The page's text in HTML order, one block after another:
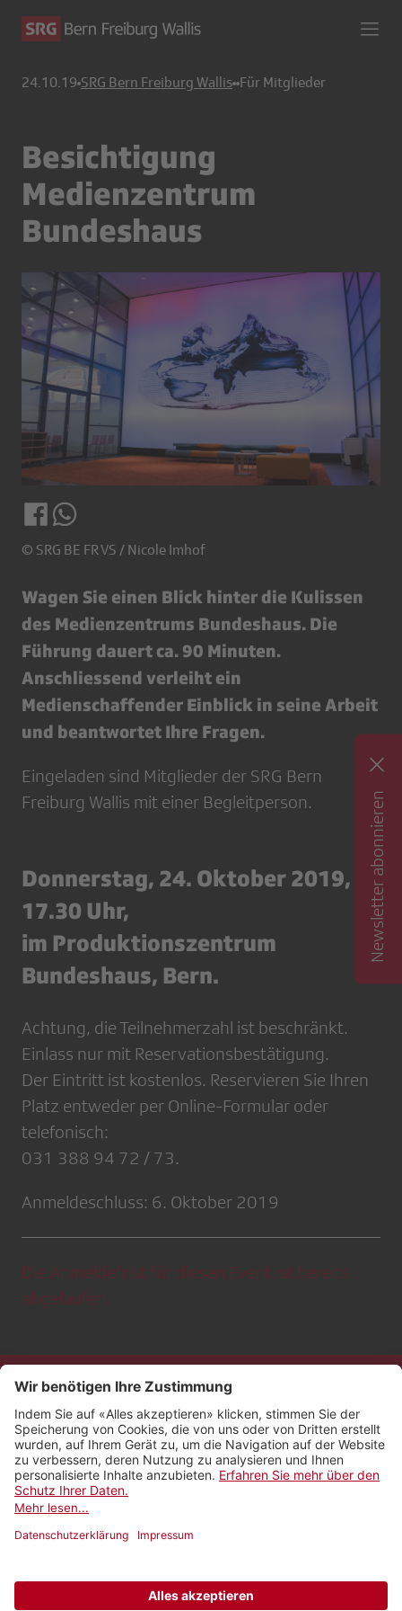
24.10.19 SRG Bern Freiburg Wallis Für Mitglieder
Besichtigung
Medienzentrum
Bundeshaus
© SRG BE FR VS / Nicole Imhof
Wagen Sie einen Blick hinter die Kulissen
des Medienzentrums Bundeshaus. Die
Führung dauert ca. 90 Minuten.
Anschliessend verleiht ein
Medienschaffender Einblick in seine Arbeit
und beantwortet Ihre Fragen.
Eingeladen sind Mitglieder der SRG Bern
Freiburg Wallis mit einer Begleitperson.
Donnerstag, 24. Oktober 2019,
17.30 Uhr,
im Produktionszentrum
Bundeshaus, Bern.
Achtung, die Teilnehmerzahl ist beschränkt.
Einlass nur mit Reservationsbestätigung.
Der Eintritt ist kostenlos. Reservieren Sie Ihren
Platz entweder per Online-Formular oder
telefonisch:
031 388 94 72 / 73.
Anmeldeschluss: 6. Oktober 2019
Die Anmeldefrist für diesen Event ist bereits
abgelaufen.
Newsletter abonnieren
Kontakt
Impressum
Rechtliches
Netiquette